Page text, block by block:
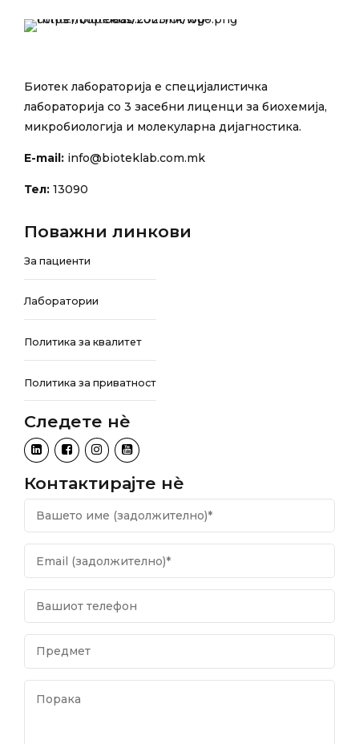
Биотек лабораторија е специјалистичка
лабораторија со 3 засебни лиценци за биохемија,
микробиологија и молекуларна дијагностика.
E-mail: info@bioteklab.com.mk
Тел: 13090
Поважни линкови
За пациенти
Лаборатории
Политика за квалитет
Политика за приватност
Следете нѐ
Контактирајте нѐ